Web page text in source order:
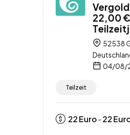
22,00
52538
04/08/
Teilzeit
22Euro - 22